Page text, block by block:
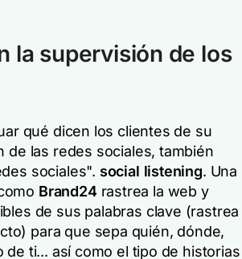
la supervisión de los
qué dicen los clientes de su
de las redes sociales, también
sociales". social listening. Una
Brand24rastrea la web y
de sus palabras clave (rastrea
para que sepa quién, dónde,
de ti... así como el tipo de historias